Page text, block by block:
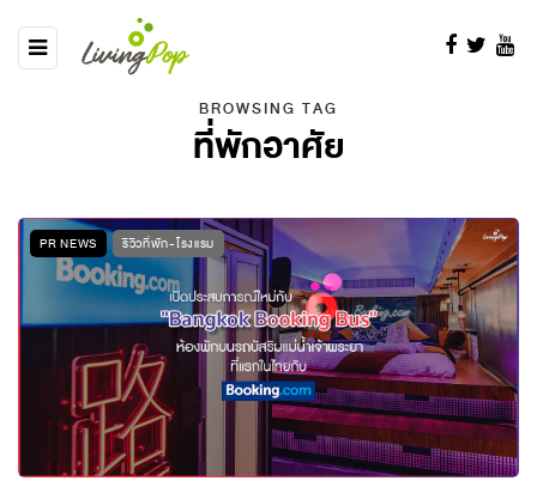
BROWSING TAG
ที่พักอาศัย
PR NEWS รีวิวที่พัก-โรงแรม